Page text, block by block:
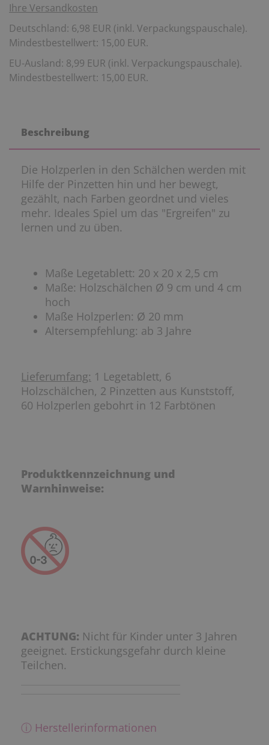
Ihre Versandkosten
Deutschland: 6,98 EUR (inkl. Verpackungspauschale).
Mindestbestellwert: 15,00 EUR.
EU-Ausland: 8,99 EUR (inkl. Verpackungspauschale).
Mindestbestellwert: 15,00 EUR.
Beschreibung
Die Holzperlen in den Schälchen werden mit
Hilfe der Pinzetten hin und her bewegt,
gezählt, nach Farben geordnet und vieles
mehr. Ideales Spiel um das "Ergreifen" zu
lernen und zu üben.
Maße Legetablett: 20 x 20 x 2,5 cm
Maße: Holzschälchen Ø 9 cm und 4 cm
hoch
Maße Holzperlen: Ø 20 mm
Altersempfehlung: ab 3 Jahre
Lieferumfang: 1 Legetablett, 6
Holzschälchen, 2 Pinzetten aus Kunststoff,
60 Holzperlen gebohrt in 12 Farbtönen
Produktkennzeichnung und
Warnhinweise:
ACHTUNG: Nicht für Kinder unter 3 Jahren
geeignet. Erstickungsgefahr durch kleine
Teilchen.
ⓘ Herstellerinformationen